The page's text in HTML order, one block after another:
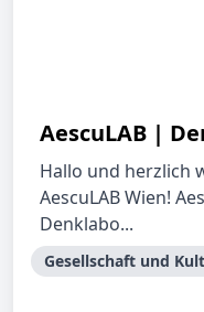
AescuLAB |
Hallo und herzlich
AescuLAB Wien!
Denklabo...
Gesellschaft und